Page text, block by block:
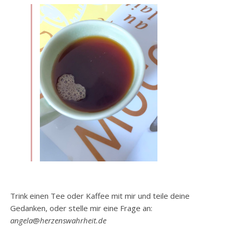
Trink einen Tee oder Kaffee mit mir und teile deine
Gedanken, oder stelle mir eine Frage an:
angela@herzenswahrheit.de